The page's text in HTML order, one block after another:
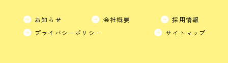
お知らせ 会社概要
採用情報
プライバシーポリシー
サイトマップ